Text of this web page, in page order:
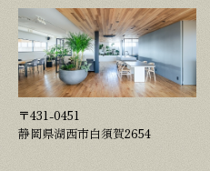
〒431-0451
静岡県湖西市白須賀2654